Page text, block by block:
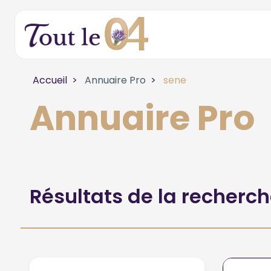
Accueil Annuaire Pro sene
Annuaire Pro
Résultats de la